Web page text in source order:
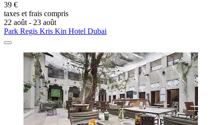
39 €
taxes et frais compris
22 août - 23 août
Park Regis Kris Kin Hotel Dubai